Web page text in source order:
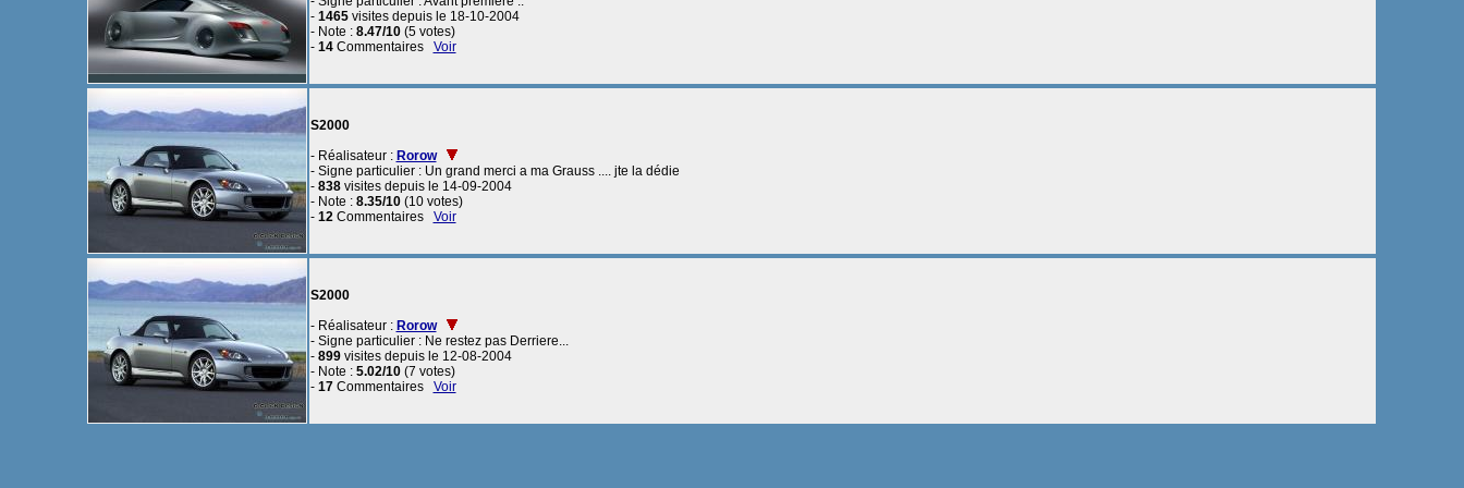
- 1465visites depuis le 18-10-2004
- Note : 8.47/10(5 votes)
- 14Commentaires Voir
S2000
- Réalisateur : Rorow
- Signe particulier : Un grand merci a ma Grauss .... jte la dédie
- 838visites depuis le 14-09-2004
- Note : 8.35/10(10 votes)
- 12Commentaires Voir
S2000
- Réalisateur : Rorow
- Signe particulier : Ne restez pas Derriere...
- 899visites depuis le 12-08-2004
- Note : 5.02/10(7 votes)
- 17Commentaires Voir